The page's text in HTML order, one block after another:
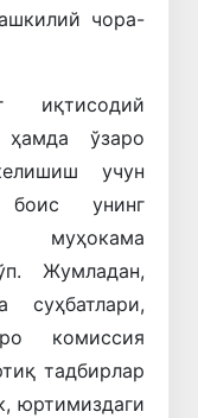
чора-
иқтисодий
ҳамда ўзаро
учун
унинг
муҳокама
Жумладан,
суҳбатлари,
комиссия
тадбирлар
юртимиздаги